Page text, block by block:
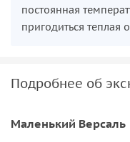
постоянная
пригодиться теплая
Подробнее об
Маленький Версаль